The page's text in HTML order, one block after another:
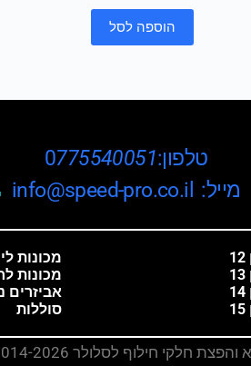
הוספה לסל
טלפון:0775540051
מייל: info@speed-pro.co.il
מכונות
מכונות
אביזרים
סוללות
חלקי חילוף לסלולר 2014-2026